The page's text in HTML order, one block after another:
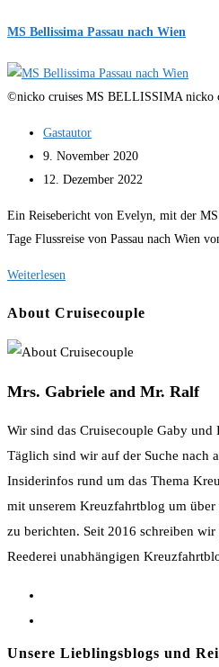
MS Bellissima Passau nach Wien
©nicko cruises MS BELLISSIMA nicko
Beitrags-
Autor:
Gastautor
Beitrag
veröffentlicht:
9. November 2020
Beitrag
12. Dezember 2022
Ein Reisebericht von Evelyn, mit der
Tage Flussreise von Passau nach Wien
Weiterlesen
Passau
About Cruisecouple
Mrs. Gabriele and Mr. Ralf
Wir sind das Cruisecouple Gaby
Täglich sind wir auf der Suche nach
Insiderinfos rund um das Thema
mit unserem Kreuzfahrtblog um
zu berichten. Seit 2016 schreiben
Reederei unabhängigen
Unsere Lieblingsblogs und